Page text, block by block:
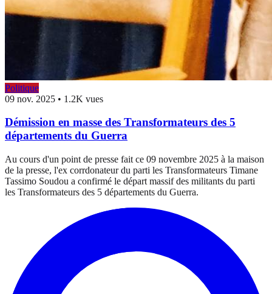
Politique
09 nov. 2025 • 1.2K vues
Démission en masse des Transformateurs des 5
départements du Guerra
Au cours d'un point de presse fait ce 09 novembre 2025 à la maison
de la presse, l'ex corrdonateur du parti les Transformateurs Timane
Tassimo Soudou a confirmé le départ massif des militants du parti
les Transformateurs des 5 départements du Guerra.